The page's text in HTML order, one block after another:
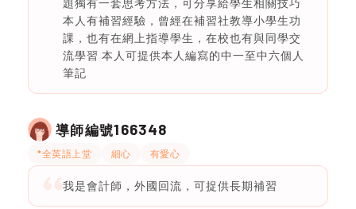
題獨有一套思考方法，可分享給學生相關技巧
本人有補習經驗，曾經在補習社教導小學生功
課，也有在網上指導學生，在校也有與同學交
流學習 本人可提供本人編寫的中一至中六個人
筆記
導師編號166348
*全英語上堂 細心 有愛心
我是會計師，外國回流，可捉供長期補習